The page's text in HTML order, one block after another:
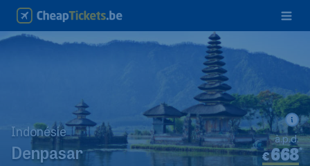
Indonésie
Denpasar €668*
à.p.d.